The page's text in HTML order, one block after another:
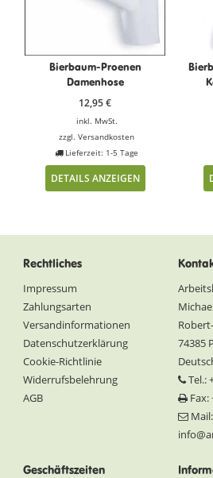
Bierbaum-Proenen
Damenhose
12,95€
inkl. MwSt.
zzgl.Versandkosten
Lieferzeit: 1-5 Tage
DETAILS ANZEIGEN
Rechtliches
Impressum
Zahlungsarten
Versandinformationen
Datenschutzerklärung
Cookie-Richtlinie
Widerrufsbelehrung
AGB
74385
Tel.:
Fax:
Mail:
Geschäftszeiten